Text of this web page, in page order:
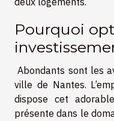
Pourquoi
Abondants sont les
ville de Nantes.
dispose cet
présente dans le